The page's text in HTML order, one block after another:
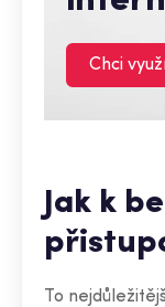
Chci
Jak k
To